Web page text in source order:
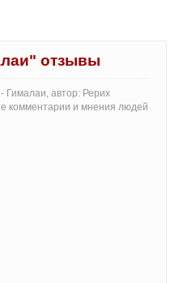
отзывы
Гималаи, автор: Рерих
комментарии и мнения людей